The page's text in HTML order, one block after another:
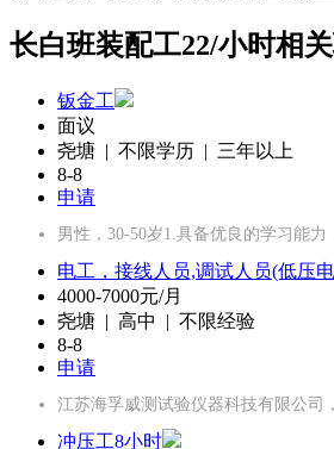
长白班装配工22/小时相
钣金工
面议
尧塘 | 不限学历 | 三年以上
8-8
申请
男性，30-50岁1.具备优良的学习能
电工，接线人员,调试人员(低压电
4000-7000元/月
尧塘 | 高中 | 不限经验
8-8
申请
江苏海孚威测试验仪器科技有限公
冲压工8小时